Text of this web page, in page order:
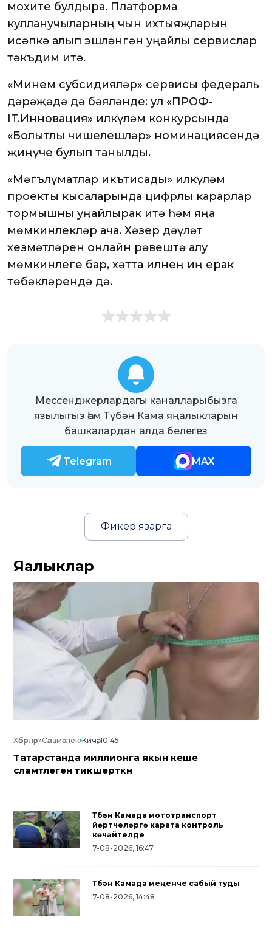
мохите булдыра. Платформа
кулланучыларның чын ихтыяҗларын
исәпкә алып эшләнгән уңайлы сервислар
тәкъдим итә.
«Минем субсидияләр» сервисы федераль
дәрәҗәдә дә бәяләнде: ул «ПРОФ-
IT.Инновация» илкүләм конкурсында
«Болытлы чишелешләр» номинациясендә
җиңүче булып танылды.
«Мәгълүматлар икътисады» илкүләм
проекты кысаларында цифрлы карарлар
тормышны уңайлырак итә һәм яңа
мөмкинлекләр ача. Хәзер дәүләт
хезмәтләрен онлайн рәвештә алу
мөмкинлеге бар, хәтта илнең иң ерак
төбәкләрендә дә.
Мессенджерлардагы каналларыбызга
язылыгыз һәм Түбән Кама яңалыкларын
башкалардан алда белегез
Telegram MAX
Фикер язарга
Яңалыклар
Хәбәрләр»Сәламәтлек Кичә, 10:45
Татарстанда миллионга якын кеше
сәламәтлеген тикшерткән
Түбән Камада мототранспорт
йөртүчеләргә карата контроль
көчәйтелде
7-08-2026, 16:47
Түбән Камада меңенче сабый туды
7-08-2026, 14:48